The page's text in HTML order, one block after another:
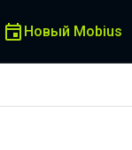
Новый Mobius